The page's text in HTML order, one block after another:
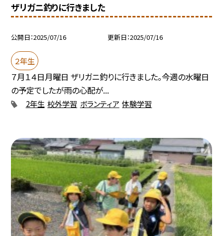
ザリガニ釣りに行きました
公開日 2025/07/16 更新日 2025/07/16
２年生
７月１４日月曜日 ザリガニ釣りに行きました。今週の水曜日
の予定でしたが雨の心配が...
2年生 校外学習 ボランティア 体験学習